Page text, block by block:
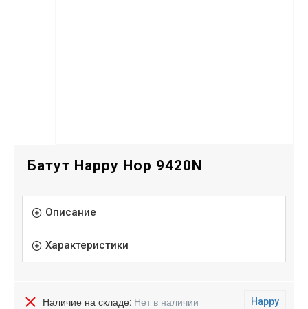
Батут Happy Hop 9420N
Описание
Характеристики
Наличие на складе: Нет в наличии
Happy